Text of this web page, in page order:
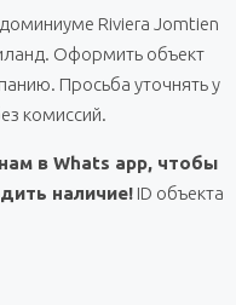
Riviera Jomtien
Оформить объект
Просьба уточнять у
комиссий.
в Whats app, чтобы
наличие! ID объекта